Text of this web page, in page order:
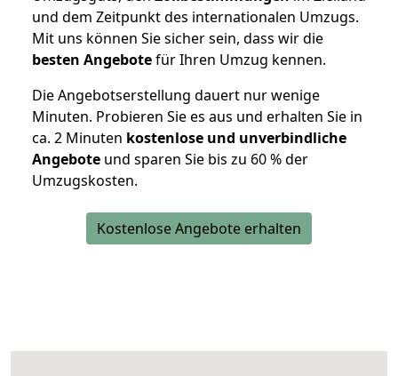
und dem Zeitpunkt des internationalen Umzugs.
Mit uns können Sie sicher sein, dass wir die
besten Angebotefür Ihren Umzug kennen.
Die Angebotserstellung dauert nur wenige
Minuten. Probieren Sie es aus und erhalten Sie in
ca. 2 Minuten kostenlose und unverbindliche
Angebote und sparen Sie bis zu 60 % der
Umzugskosten.
Kostenlose Angebote erhalten